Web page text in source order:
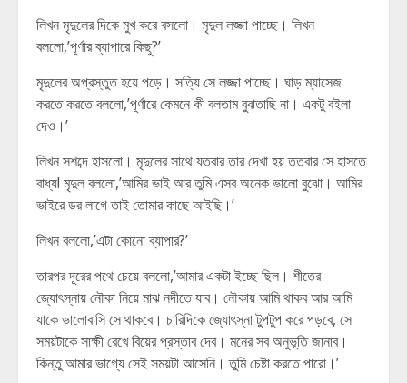
লিখন মৃদুলের দিকে মুখ করে বসলো। মৃদুল লজ্জা পাচ্ছে। লিখন
বললো,’পূর্ণার ব্যাপারে কিছু?’
মৃদুলের অপ্রস্তুত হয়ে পড়ে। সত্যি সে লজ্জা পাচ্ছে। ঘাড় ম্যাসেজ
করতে করতে বললো,’পূর্ণারে কেমনে কী বলতাম বুঝতাছি না। একটু বইলা
দেও।’
লিখন সশব্দে হাসলো। মৃদুলের সাথে যতবার তার দেখা হয় ততবার সে হাসতে
বাধ্য! মৃদুল বললো,’আমির ভাই আর তুমি এসব অনেক ভালো বুঝো। আমির
ভাইরে ডর লাগে তাই তোমার কাছে আইছি।’
লিখন বললো,’এটা কোনো ব্যাপার?’
তারপর দূরের পথে চেয়ে বললো,’আমার একটা ইচ্ছে ছিল। শীতের
জ্যোৎস্নায় নৌকা নিয়ে মাঝ নদীতে যাব। নৌকায় আমি থাকব আর আমি
যাকে ভালোবাসি সে থাকবে। চারিদিকে জ্যোৎস্না টুপটুপ করে পড়বে, সে
সময়টাকে সাক্ষী রেখে বিয়ের প্রস্তাব দেব। মনের সব অনুভূতি জানাব।
কিন্তু আমার ভাগ্যে সেই সময়টা আসেনি। তুমি চেষ্টা করতে পারো।’